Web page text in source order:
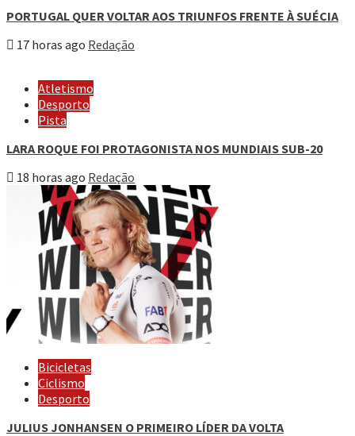
PORTUGAL QUER VOLTAR AOS TRIUNFOS FRENTE À SUÉCIA
17 horas ago Redação
Atletismo
Desporto
Pista
LARA ROQUE FOI PROTAGONISTA NOS MUNDIAIS SUB-20
18 horas ago Redação
Bicicletas
Ciclismo
Desporto
JULIUS JONHANSEN O PRIMEIRO LÍDER DA VOLTA